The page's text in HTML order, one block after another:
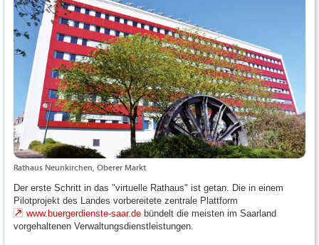
Rathaus Neunkirchen, Oberer Markt
Der erste Schritt in das "virtuelle Rathaus" ist getan. Die in einem
Pilotprojekt des Landes vorbereitete zentrale Plattform
www.buergerdienste-saar.de bündelt die meisten im Saarland
vorgehaltenen Verwaltungsdienstleistungen.